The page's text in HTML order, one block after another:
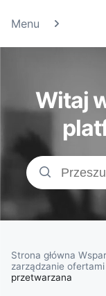
Menu
Witaj
Strona główna
zarządzanie ofertami
przetwarzana